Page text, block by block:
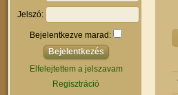
Jelszó:
Bejelentkezve marad:
Elfelejtettem a jelszavam
Regisztráció